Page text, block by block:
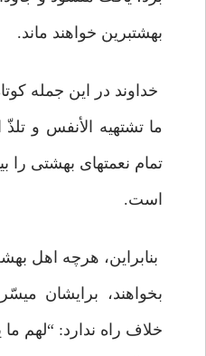
بهشت‏برين خواهند ماند.
خداوند در اين جمله
ما تشتهيه الأنفس و
تمام نعمتهاى بهشتى را
است.
بنابراين، هرچه اهل
بخواهند، برايشان
خلاف راه ندارد: “لهم ما